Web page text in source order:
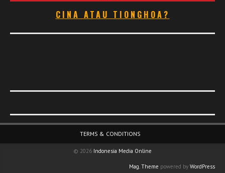
CINA ATAU TIONGHOA?
TERMS & CONDITIONS
© 2026 Indonesia Media Online
Mag. Theme powered by WordPress